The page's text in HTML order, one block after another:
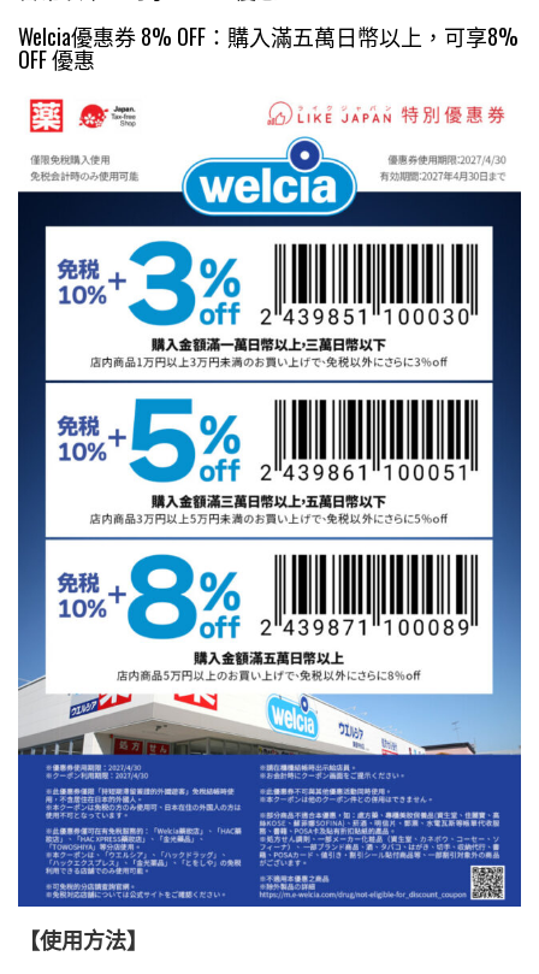
Welcia優惠券 8% OFF：購入滿五萬日幣以上，可享8%
OFF 優惠
【使用方法】